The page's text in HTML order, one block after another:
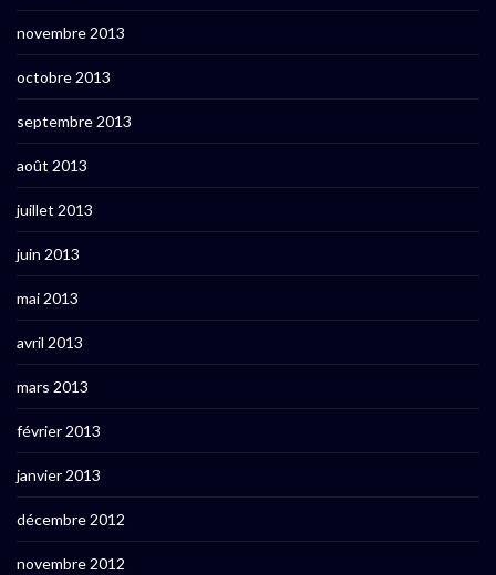
novembre 2013
octobre 2013
septembre 2013
août 2013
juillet 2013
juin 2013
mai 2013
avril 2013
mars 2013
février 2013
janvier 2013
décembre 2012
novembre 2012